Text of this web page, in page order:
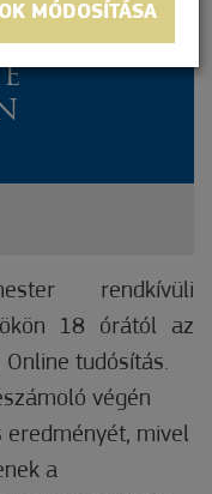
rendkívüli
18 órától az
Online tudósítás.
végén
mivel
a
MÓDOSÍTÁSA